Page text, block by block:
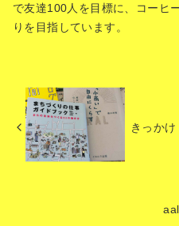
で友達100人を目標に、コーヒ
りを目指しています。
きっかけ